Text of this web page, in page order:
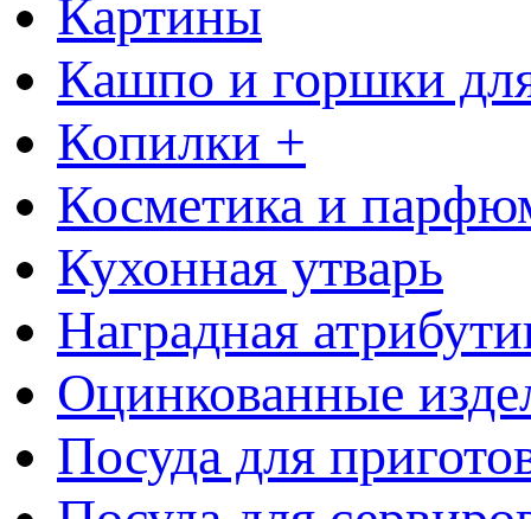
Картины
Кашпо и горшки
Копилки +
Косметика и
Кухонная утварь
Наградная
Оцинкованные
Посуда для